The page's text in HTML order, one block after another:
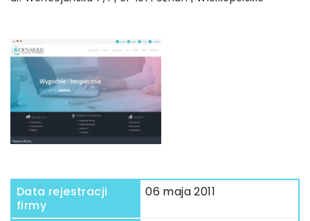
Data rejestracji
firmy
06 maja 2011